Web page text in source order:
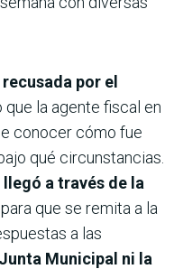
por el
que la agente fiscal en
conocer cómo fue
qué circunstancias.
a través de la
para que se remita a la
a las
Junta Municipal ni la